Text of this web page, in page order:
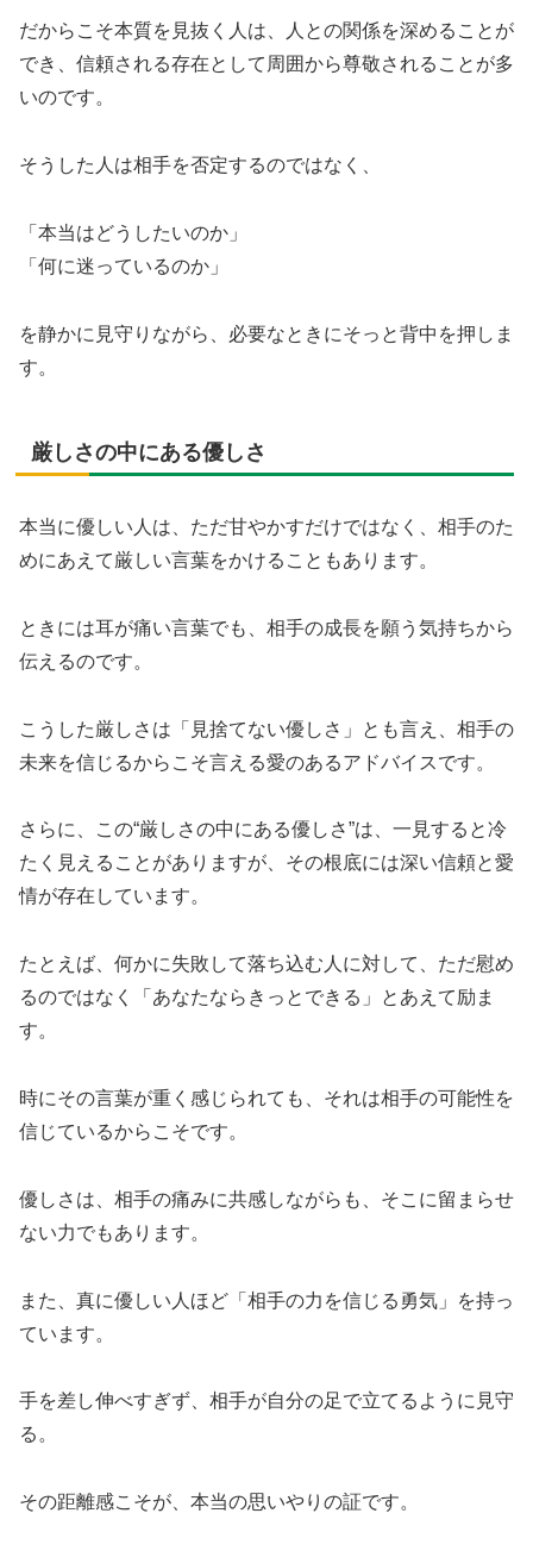
だからこそ本質を見抜く人は、人との関係を深めることが
でき、信頼される存在として周囲から尊敬されることが多
いのです。
そうした人は相手を否定するのではなく、
「本当はどうしたいのか」
「何に迷っているのか」
を静かに見守りながら、必要なときにそっと背中を押しま
す。
厳しさの中にある優しさ
本当に優しい人は、ただ甘やかすだけではなく、相手のた
めにあえて厳しい言葉をかけることもあります。
ときには耳が痛い言葉でも、相手の成長を願う気持ちから
伝えるのです。
こうした厳しさは「見捨てない優しさ」とも言え、相手の
未来を信じるからこそ言える愛のあるアドバイスです。
さらに、この“厳しさの中にある優しさ”は、一見すると冷
たく見えることがありますが、その根底には深い信頼と愛
情が存在しています。
たとえば、何かに失敗して落ち込む人に対して、ただ慰め
るのではなく「あなたならきっとできる」とあえて励ま
す。
時にその言葉が重く感じられても、それは相手の可能性を
信じているからこそです。
優しさは、相手の痛みに共感しながらも、そこに留まらせ
ない力でもあります。
また、真に優しい人ほど「相手の力を信じる勇気」を持っ
ています。
手を差し伸べすぎず、相手が自分の足で立てるように見守
る。
その距離感こそが、本当の思いやりの証です。